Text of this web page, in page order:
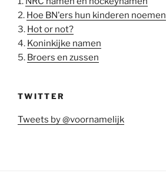
2. Hoe BN'ers hun kinderen noemen
3. Hot or not?
4. Koninkijke namen
5. Broers en zussen
TWITTER
Tweets by @voornamelijk